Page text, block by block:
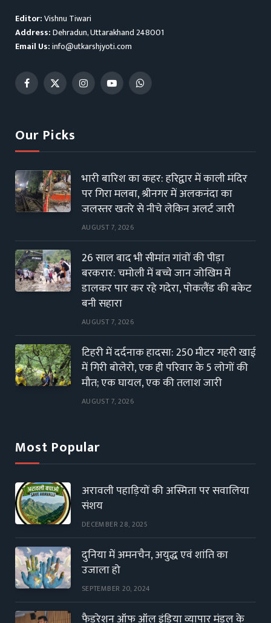
Editor:Vishnu Tiwari
Address:Dehradun, Uttarakhand 248001
Email Us:info@utkarshjyoti.com
Facebook
X
InstagramYouTubeWhatsApp
Our Picks
भारी बारिश का कहर: हरिद्वार में काली मंदिर
पर गिरा मलबा, श्रीनगर में अलकनंदा का
जलस्तर खतरे से नीचे लेकिन अलर्ट जारी
AUGUST 7, 2026
26 साल बाद भी सीमांत गांवों की पीड़ा
बरकरार: चमोली में बच्चे जान जोखिम में
डालकर पार कर रहे गदेरा, पोकलैंड की बकेट
बनी सहारा
AUGUST 7, 2026
टिहरी में दर्दनाक हादसा: 250 मीटर गहरी खाई
में गिरी बोलेरो, एक ही परिवार के 5 लोगों की
मौत; एक घायल, एक की तलाश जारी
AUGUST 7, 2026
Most Popular
अरावली पहाड़ियों की अस्मिता पर सवालिया
संशय
DECEMBER 28, 2025
दुनिया में अमनचैन, अयुद्ध एवं शांति का
उजाला हो
SEPTEMBER 20, 2024